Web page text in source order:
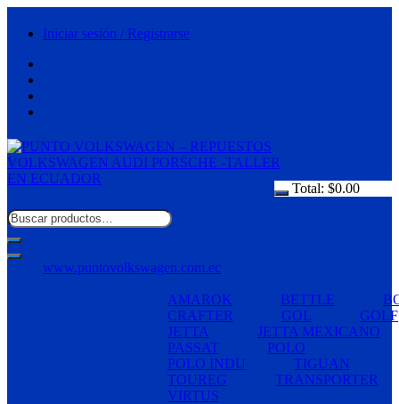
Iniciar sesión / Registrarse
Total: $0.00
www.puntovolkswagen.com.ec
AMAROK BETTLE
CRAFTER
GOL
GOLF
JETTA
JETTA MEXICANO
PASSAT
POLO
POLO INDU
TIGUAN
TOUREG
TRANSPORTER
VIRTUS